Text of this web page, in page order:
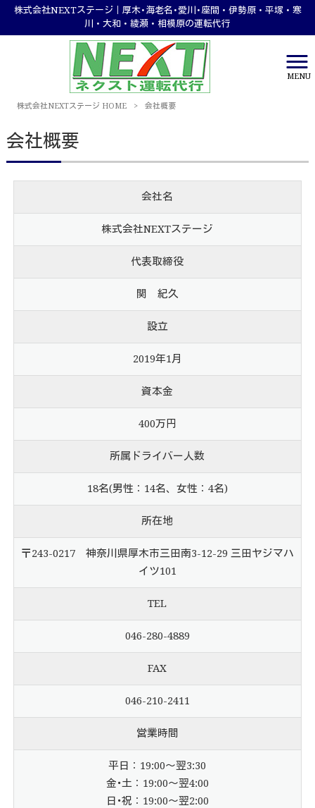
株式会社NEXTステージ｜厚木･海老名･愛川･座間・伊勢原・平塚・寒
川・大和・綾瀬・相模原の運転代行
MENU
株式会社NEXTステージ HOME > 会社概要
会社概要
会社名
株式会社NEXTステージ
代表取締役
関 紀久
設立
2019年1月
資本金
400万円
所属ドライバー人数
18名(男性：14名、女性：4名)
所在地
〒243-0217 神奈川県厚木市三田南3-12-29 三田ヤジマハ
イツ101
TEL
046-280-4889
FAX
046-210-2411
営業時間
平日：19:00～翌3:30
金･土：19:00～翌4:00
日･祝：19:00～翌2:00